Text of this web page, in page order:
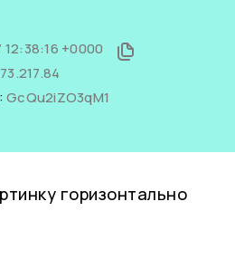
+0000
GcQu2iZO3qM1
горизонтально